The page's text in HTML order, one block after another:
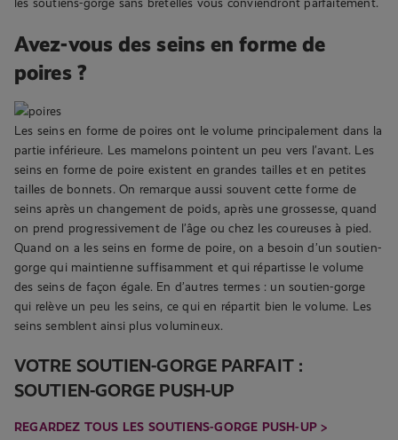
Avez-vous des seins en forme de
poires ?
Les seins en forme de poires ont le volume principalement dans la
partie inférieure. Les mamelons pointent un peu vers l’avant. Les
seins en forme de poire existent en grandes tailles et en petites
tailles de bonnets. On remarque aussi souvent cette forme de
seins après un changement de poids, après une grossesse, quand
on prend progressivement de l’âge ou chez les coureuses à pied.
Quand on a les seins en forme de poire, on a besoin d’un soutien-
gorge qui maintienne suffisamment et qui répartisse le volume
des seins de façon égale. En d’autres termes : un soutien-gorge
qui relève un peu les seins, ce qui en répartit bien le volume. Les
seins semblent ainsi plus volumineux.
VOTRE SOUTIEN-GORGE PARFAIT :
SOUTIEN-GORGE PUSH-UP
REGARDEZ TOUS LES SOUTIENS-GORGE PUSH-UP >